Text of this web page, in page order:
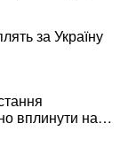
за Україну
вплинути на